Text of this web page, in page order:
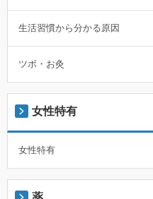
生活習慣から分かる原因
ツボ・お灸
女性特有
女性特有